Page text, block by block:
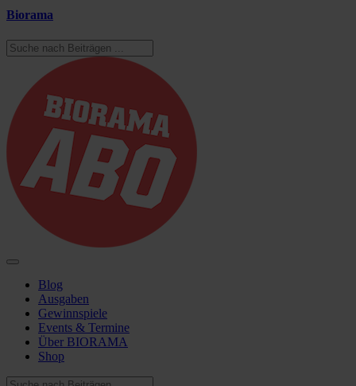
Biorama
Blog
Ausgaben
Gewinnspiele
Events & Termine
Über BIORAMA
Shop